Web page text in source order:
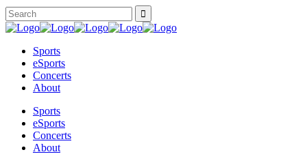
Sports
eSports
Concerts
About
Sports
eSports
Concerts
About